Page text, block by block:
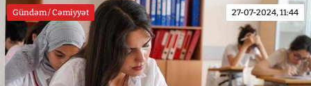
Gündəm / Cəmiyyət 27-07-2024, 11:44